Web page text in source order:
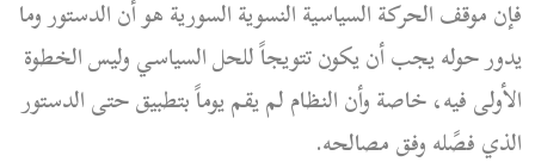
فإن موقف الحركة السياسية النسوية السورية هو أن الدستور وما
يدور حوله يجب أن يكون تتويجاً للحل السياسي وليس الخطوة
الأولى فيه، خاصة وأن النظام لم يقم يوماً بتطبيق حتى الدستور
الذي فصًلهوفق مصالحه.